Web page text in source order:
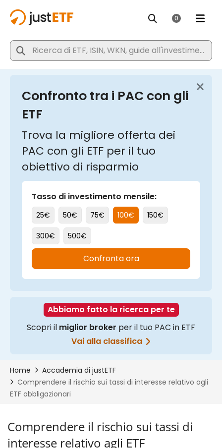
Comprendere il rischio sui tassi di
interesse relativo agli ETF